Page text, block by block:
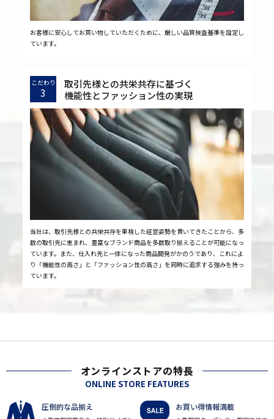
お客様に安心してお買い物していただくために、厳しい品質検査基準を設定し
ています。
こだわり
3
取引先様との共栄共存に基づく
機能性とファッション性の実現
当社は、取引先様との共栄共存を重視した経営姿勢を貫いてきたことから、多
数の取引先に恵まれ、豊富なブランド商品を多数取り揃えることが可能になっ
ています。また、仕入れ先と一体になった商品開発がかのうであり、これによ
り「機能性の高さ」と「ファッション性の高さ」を同時に追求する強みを持っ
ています。
オンラインストアの特長
ONLINE STORE FEATURES
圧倒的な品揃え お買い得情報満載